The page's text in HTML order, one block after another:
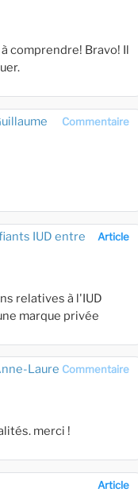
comprendre! Bravo! Il
Commentaire
Article
IUD entre
relatives à l'IUD
marque privée
Commentaire
Laure
merci !
Article